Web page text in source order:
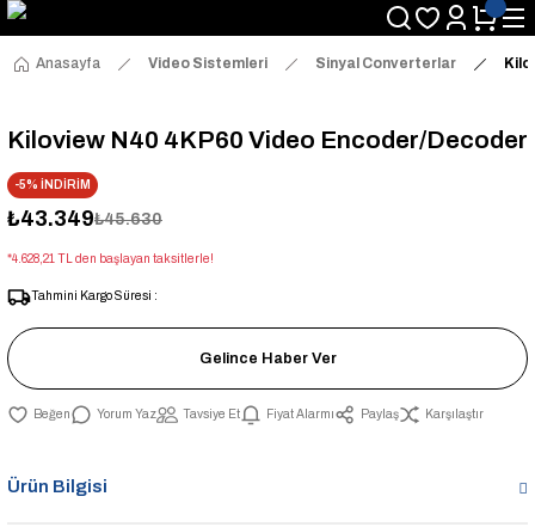
Anasayfa Video Sistemleri Sinyal Converterlar
Kiloview N40 4KP60 Video Encoder/Decoder
-5% İNDİRİM
₺43.349₺45.630
*4.628,21 TL den başlayan taksitlerle!
Tahmini Kargo Süresi :
Gelince Haber Ver
Yorum Yaz Tavsiye Et Fiyat Alarmı Paylaş Karşılaştır
Ürün Bilgisi